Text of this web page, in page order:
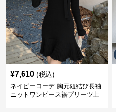
¥7,610 (税込)
ネイビーコーデ 胸元紐結び長袖
ニットワンピース裾プリーツ上